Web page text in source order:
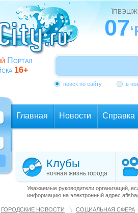
Портал
16+
07
поиск по сайту в
Главная Новости Справка
Клубы
ночная жизнь города
Уважаемые руководители организаций,
информацию на электронный адрес
ГОРОДСКИЕ НОВОСТИ СОЦИАЛЬНАЯ СФЕРА